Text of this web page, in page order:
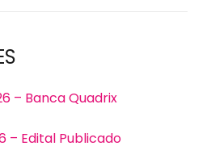
– Banca Quadrix
– Edital Publicado